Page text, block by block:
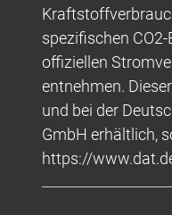
spezifischen
offiziellen
entnehmen.
und bei der
GmbH erhältlich,
https://